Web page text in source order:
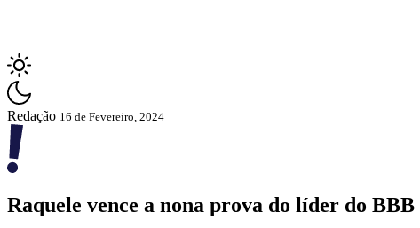
Redação 16 de Fevereiro, 2024
Raquele vence a nona prova do líder do